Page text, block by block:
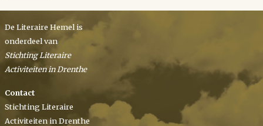
De Literaire Hemel is
onderdeel van
Stichting Literaire
Activiteiten in Drenthe
Contact
Stichting Literaire
Activiteiten in Drenthe